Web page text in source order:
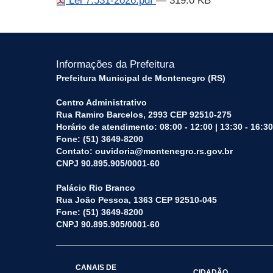
Informações da Prefeitura
Prefeitura Municipal de Montenegro (RS)
Centro Administrativo
Rua Ramiro Barcelos, 2993 CEP 92510-275
Horário de atendimento: 08:00 - 12:00 | 13:30 - 16:30
Fone: (51) 3649-8200
Contato: ouvidoria@montenegro.rs.gov.br
CNPJ 90.895.905/0001-60
Palácio Rio Branco
Rua João Pessoa, 1363 CEP 92510-045
Fone: (51) 3649-8200
CNPJ 90.895.905/0001-60
CANAIS DE